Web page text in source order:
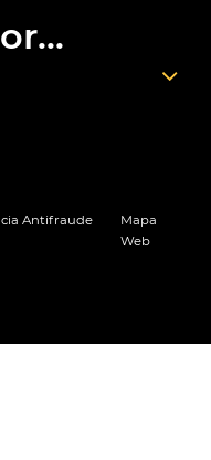
Antifraude
Mapa
Web